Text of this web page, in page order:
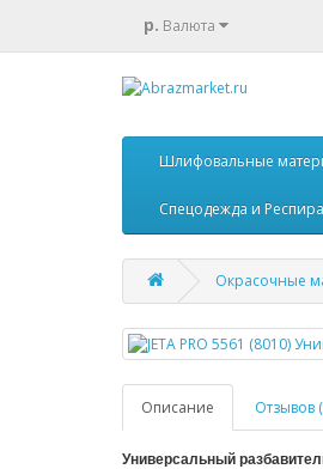
р. Валюта
Шлифовальные
Спецодежда и
Окрасочные
Описание Отзывов
Универсальный